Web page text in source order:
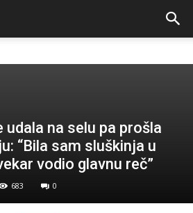
udala na selu pa prošla
“Bila sam sluškinja u
vodio glavnu reč”
683 0